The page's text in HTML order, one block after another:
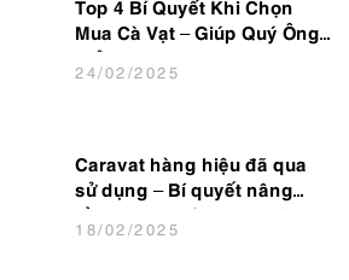
Top 4 Bí Quyết Khi Chọn
Mua Cà Vạt – Giúp Quý Ông
24/02/2025
Caravat hàng hiệu đã qua
sử dụng – Bí quyết nâng
18/02/2025